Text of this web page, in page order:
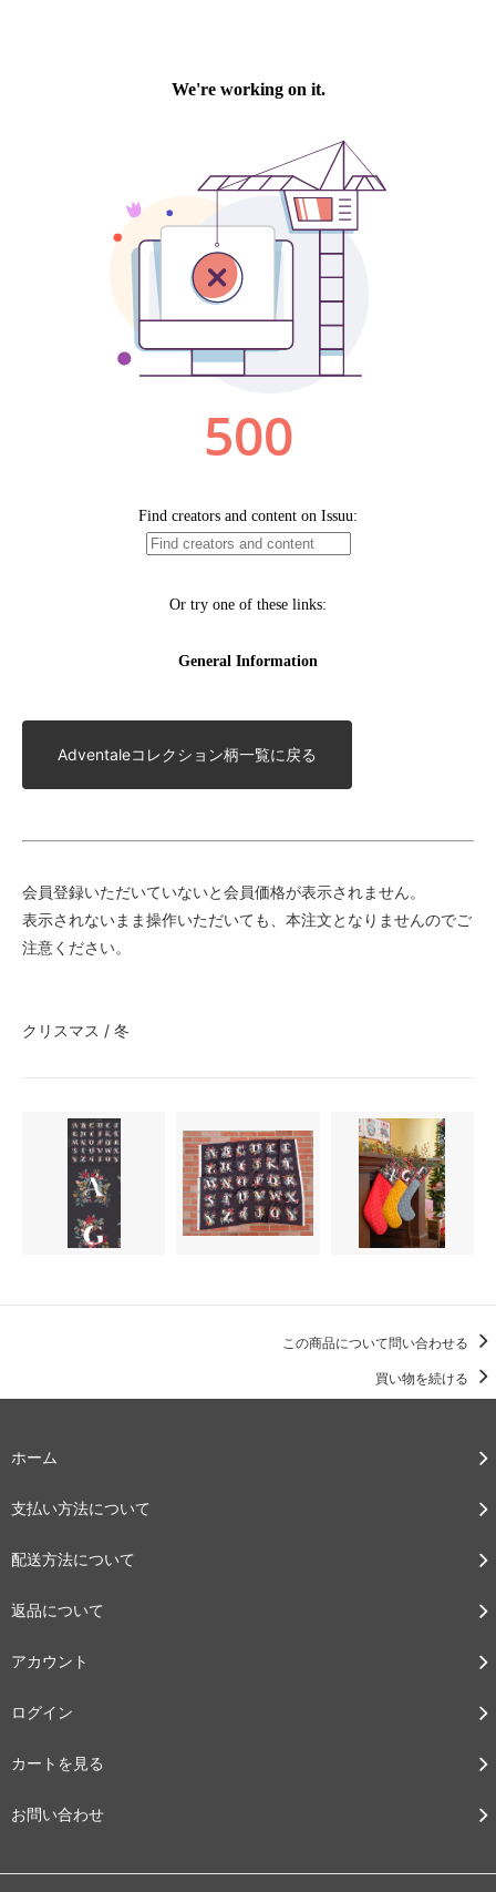
Adventaleコレクション柄一覧に戻る
会員登録いただいていないと会員価格が表示されません。
表示されないまま操作いただいても、本注文となりませんのでご
注意ください。
クリスマス / 冬
この商品について問い合わせる
買い物を続ける
ホーム
支払い方法について
配送方法について
返品について
アカウント
ログイン
カートを見る
お問い合わせ